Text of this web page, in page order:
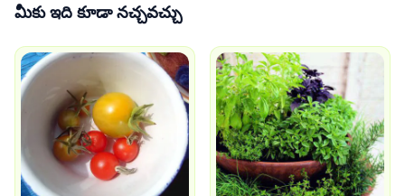
మీకు ఇది కూడా నచ్చవచ్చు